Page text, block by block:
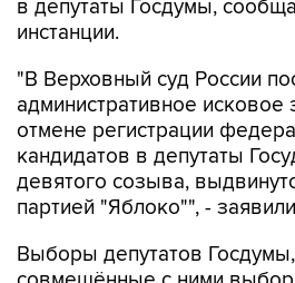
"В Верховный суд России
отмене регистрации
кандидатов в депутаты
девятого созыва,
партией "Яблоко"", -
Выборы депутатов Госдумы,
уровней пройдут в РФ в